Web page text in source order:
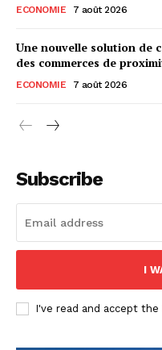
ECONOMIE 7 août 2026
Une nouvelle solution de
des commerces de
ECONOMIE 7 août 2026
Subscribe
I
I've read and accept the